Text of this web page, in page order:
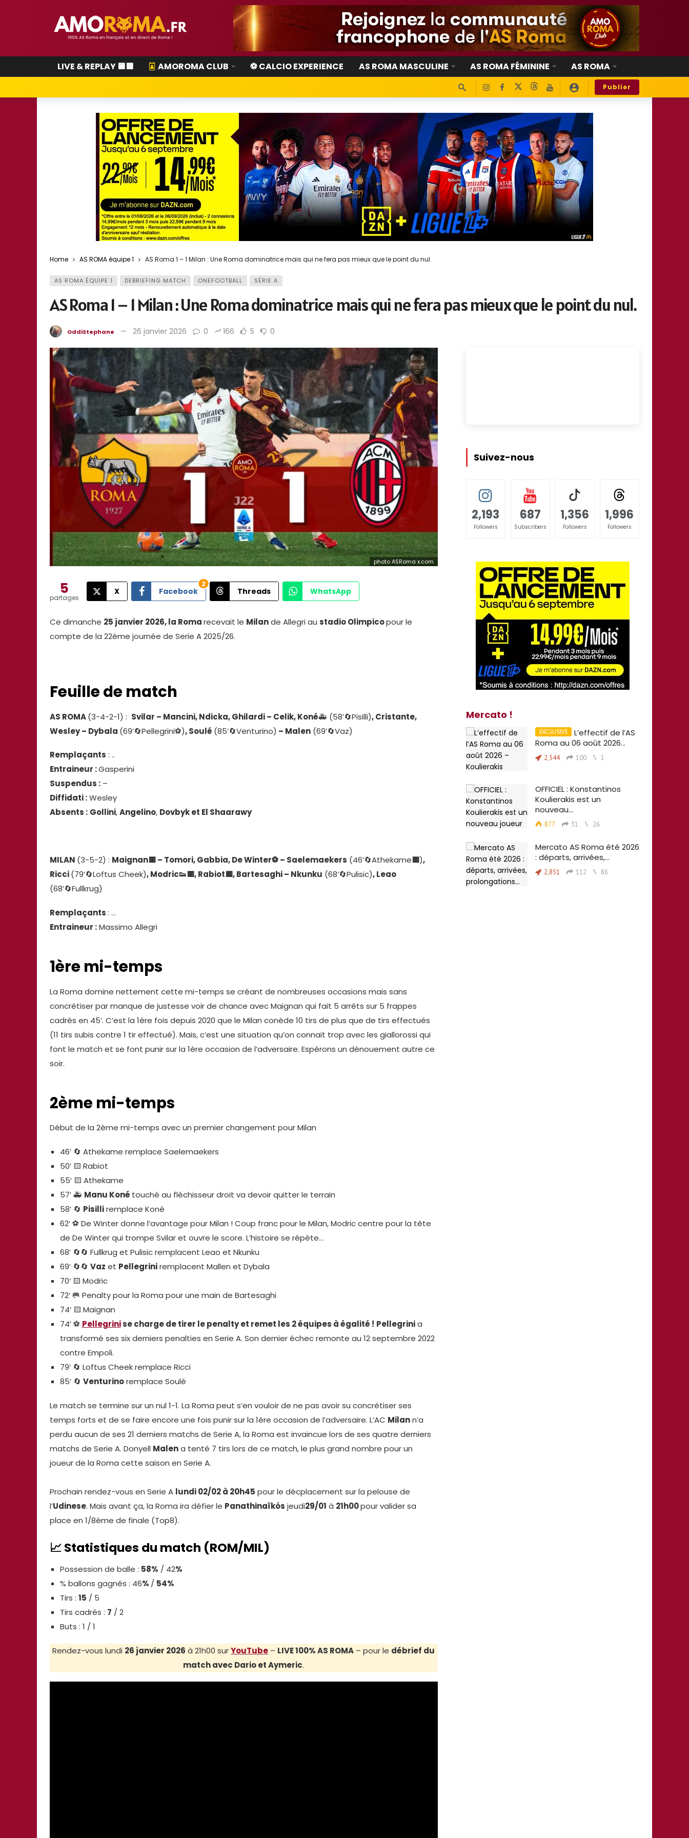
LIVE & REPLAY 🟨🟥 AMOROMA CLUB ⚽ CALCIO EXPERIENCE AS ROMA MASCULINE AS ROMA FÉMININE AS ROMA
Publier
Home AS ROMA équipe 1 AS Roma 1 – 1 Milan : Une Roma dominatrice mais qui ne fera pas mieux que le point du nul.
AS ROMA ÉQUIPE 1 DEBRIEFING MATCH ONEFOOTBALL SÉRIE A
AS Roma 1 – 1 Milan : Une Roma dominatrice mais qui ne fera pas mieux que le point du nul.
OddiStephane 26 janvier 2026 0 166 5 0
photo ASRoma x.com
5
partages
X Facebook
2
Threads WhatsApp
Ce dimanche 25 janvier 2026, la Romarecevait le Milande Allegri au stadio Olimpicopour le
compte de la 22ème journée de Serie A 2025/26.
Feuille de match
AS ROMA(3-4-2-1) : Svilar – Mancini, Ndicka, Ghilardi – Celik, Koné🚑 (58’🔄️Pisilli), Cristante,
Wesley – Dybala (69’🔄️Pellegrini⚽), Soulé (85’🔄️Venturino) – Malen (69’🔄️Vaz)
Remplaçants : ..
Entraineur :Gasperini
Suspendus : –
Diffidati :Wesley
Absents : Gollini,Angelino, Dovbyk et El Shaarawy
MILAN (3-5-2) : Maignan🟨– Tomori, Gabbia, De Winter⚽ – Saelemaekers (46’🔄️Athekame🟨),
Ricci(79’🔄️Loftus Cheek), Modric👟🟨, Rabiot🟨, Bartesaghi – Nkunku (68’🔄️Pulisic), Leao
(68’🔄️Fullkrug)
Remplaçants: …
Entraineur :Massimo Allegri
1ère mi-temps
La Roma domine nettement cette mi-temps se créant de nombreuses occasions mais sans
concrétiser par manque de justesse voir de chance avec Maignan qui fait 5 arrêts sur 5 frappes
cadrés en 45′. C’est la 1ère fois depuis 2020 que le Milan conède 10 tirs de plus que de tirs effectués
(11 tirs subis contre 1 tir effectué). Mais, c’est une situation qu’on connait trop avec les giallorossi qui
font le match et se font punir sur la 1ère occasion de l’adversaire. Espérons un dénouement autre ce
soir.
2ème mi-temps
Début de la 2ème mi-temps avec un premier changement pour Milan
46′ 🔄️ Athekame remplace Saelemaekers
50′ 🟨 Rabiot
55′ 🟨 Athekame
57′ 🚑 Manu Koné touché au fléchisseur droit va devoir quitter le terrain
58′ 🔄️ Pisilliremplace Koné
62′ ⚽ De Winter donne l’avantage pour Milan ! Coup franc pour le Milan, Modric centre pour la tête
de De Winter qui trompe Svilar et ouvre le score. L’histoire se répète…
68′ 🔄️🔄️ Fullkrug et Pulisic remplacent Leao et Nkunku
69′ 🔄️🔄️ Vaz et Pellegriniremplacent Mallen et Dybala
70′ 🟨 Modric
72′ 🥅 Penalty pour la Roma pour une main de Bartesaghi
74′ 🟨 Maignan
74′ ⚽ Pellegrinise charge de tirer le penalty et remet les 2 équipes à égalité ! Pellegrinia
transformé ses six derniers penalties en Serie A. Son dernier échec remonte au 12 septembre 2022
contre Empoli.
79′ 🔄️ Loftus Cheek remplace Ricci
85′ 🔄️ Venturinoremplace Soulé
Le match se termine sur un nul 1-1. La Roma peut s’en vouloir de ne pas avoir su concrétiser ses
temps forts et de se faire encore une fois punir sur la 1ère occasion de l’adversaire. L’AC Milann’a
perdu aucun de ses 21 derniers matchs de Serie A, la Roma est invaincue lors de ses quatre derniers
matchs de Serie A. Donyell Malena tenté 7 tirs lors de ce match, le plus grand nombre pour un
joueur de la Roma cette saison en Serie A.
Prochain rendez-vous en Serie A lundi 02/02 à 20h45 pour le décplacement sur la pelouse de
l’Udinese. Mais avant ça, la Roma ira défier le Panathinaïkós jeudi29/01 à 21h00pour valider sa
place en 1/8ème de finale (Top8).
📈Statistiques du match (ROM/MIL)
Possession de balle : 58% / 42%
% ballons gagnés : 46% / 54%
Tirs : 15 / 5
Tirs cadrés : 7 / 2
Buts : 1 / 1
Rendez-vous lundi 26 janvier 2026 à 21h00 surYouTube – LIVE 100% AS ROMA – pour le débrief du
match avec Dario et Aymeric.
Suivez-nous
2,193
Followers
687
Subscribers
1,356
Followers
1,996
Followers
Mercato !
L’effectif de l’AS
Roma au 06 août 2026…
2,544 100 1
OFFICIEL : Konstantinos
Koulierakis est un
nouveau…
877 31 26
Mercato AS Roma été 2026
: départs, arrivées,…
2,851 112 86